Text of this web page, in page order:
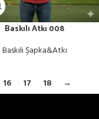
Baskılı Atkı 008
Baskılı Şapka&Atkı
16 17 18 →